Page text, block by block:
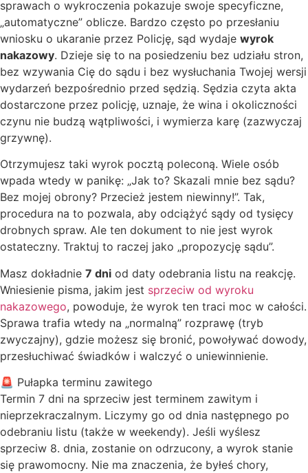
sprawach o wykroczenia pokazuje swoje specyficzne,
„automatyczne” oblicze. Bardzo często po przesłaniu
wniosku o ukaranie przez Policję, sąd wydaje wyrok
nakazowy. Dzieje się to na posiedzeniu bez udziału stron,
bez wzywania Cię do sądu i bez wysłuchania Twojej wersji
wydarzeń bezpośrednio przed sędzią. Sędzia czyta akta
dostarczone przez policję, uznaje, że wina i okoliczności
czynu nie budzą wątpliwości, i wymierza karę (zazwyczaj
grzywnę).
Otrzymujesz taki wyrok pocztą poleconą. Wiele osób
wpada wtedy w panikę: „Jak to? Skazali mnie bez sądu?
Bez mojej obrony? Przecież jestem niewinny!”. Tak,
procedura na to pozwala, aby odciążyć sądy od tysięcy
drobnych spraw. Ale ten dokument to nie jest wyrok
ostateczny. Traktuj to raczej jako „propozycję sądu”.
Masz dokładnie 7 dni od daty odebrania listu na reakcję.
Wniesienie pisma, jakim jest sprzeciw od wyroku
nakazowego, powoduje, że wyrok ten traci moc w całości.
Sprawa trafia wtedy na „normalną” rozprawę (tryb
zwyczajny), gdzie możesz się bronić, powoływać dowody,
przesłuchiwać świadków i walczyć o uniewinnienie.
🚨 Pułapka terminu zawitego
Termin 7 dni na sprzeciw jest terminem zawitym i
nieprzekraczalnym. Liczymy go od dnia następnego po
odebraniu listu (także w weekendy). Jeśli wyślesz
sprzeciw 8. dnia, zostanie on odrzucony, a wyrok stanie
się prawomocny. Nie ma znaczenia, że byłeś chory,